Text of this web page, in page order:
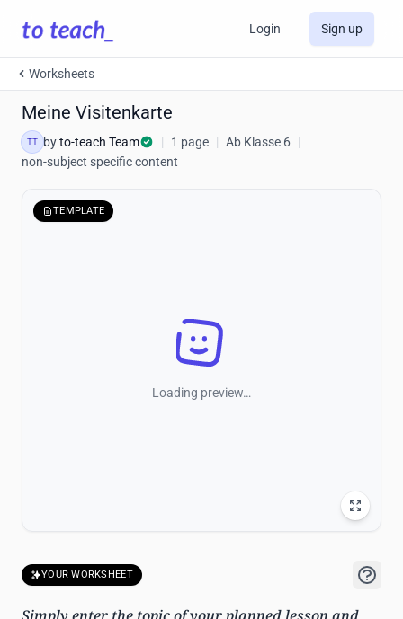
Login Sign up
Worksheets
Meine Visitenkarte
TT byto-teach Team | 1 page | Ab Klasse 6 |
non-subject specific content
TEMPLATE
Loading preview…
YOUR WORKSHEET